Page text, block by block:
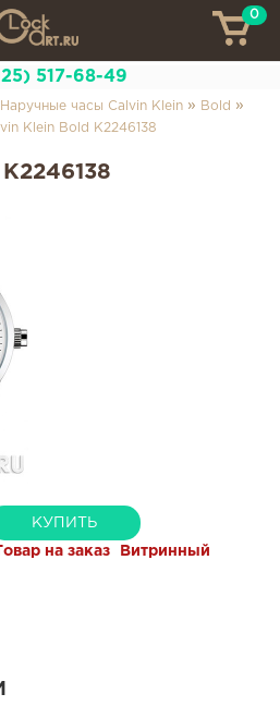
517-68-49
0
Наручные часы Calvin Klein » Bold »
Klein Bold K2246138
КУПИТЬ
на заказ
Витринный